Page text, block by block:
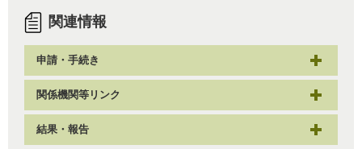
関連情報
申請・手続き
関係機関等リンク
結果・報告